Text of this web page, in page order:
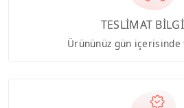
TESLİMAT
Ürününüz gün